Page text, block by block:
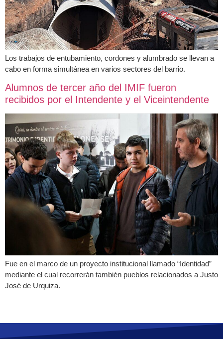
Los trabajos de entubamiento, cordones y alumbrado se llevan a
cabo en forma simultánea en varios sectores del barrio.
Alumnos de tercer año del IMIF fueron
recibidos por el Intendente y el Viceintendente
Fue en el marco de un proyecto institucional llamado “Identidad”
mediante el cual recorrerán también pueblos relacionados a Justo
José de Urquiza.